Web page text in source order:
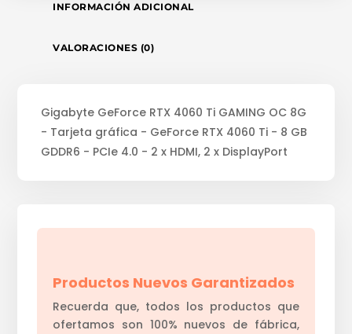
INFORMACIÓN ADICIONAL
VALORACIONES (0)
Gigabyte GeForce RTX 4060 Ti GAMING OC 8G
- Tarjeta gráfica - GeForce RTX 4060 Ti - 8 GB
GDDR6 - PCIe 4.0 - 2 x HDMI, 2 x DisplayPort
Productos Nuevos Garantizados
Recuerda que, todos los productos que
ofertamos son 100% nuevos de fábrica,